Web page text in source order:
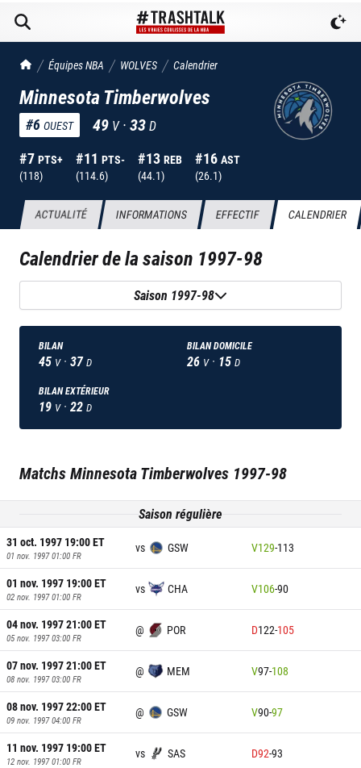
TrashTalk Actu NBA
Équipes NBA WOLVES Calendrier
Minnesota Timberwolves
#6 OUEST 49 V ·33D
#7 PTS+
(118)
#11 PTS-
(114.6)
#13 REB
(44.1)
#16 AST
(26.1)
ACTUALITÉ INFORMATIONS EFFECTIF CALENDRIER
Calendrier de la saison 1997-98
Saison 1997-98
BILAN
45 V · 37 D
BILAN DOMICILE
26 V · 15 D
BILAN EXTÉRIEUR
19 V · 22 D
MatchsMinnesota Timberwolves 1997-98
Saison régulière
31 oct. 1997 19:00ET
01 nov. 1997 01:00 FR
vs GSW V129-113
01 nov. 1997 19:00ET
02 nov. 1997 01:00 FR
vs CHA V106-90
04 nov. 1997 21:00ET
05 nov. 1997 03:00 FR
@ POR D122-105
07 nov. 1997 21:00ET
08 nov. 1997 03:00 FR
@ MEM V97-108
08 nov. 1997 22:00ET
09 nov. 1997 04:00 FR
@ GSW V90-97
11 nov. 1997 19:00ET
12 nov. 1997 01:00 FR
vs SAS D92-93